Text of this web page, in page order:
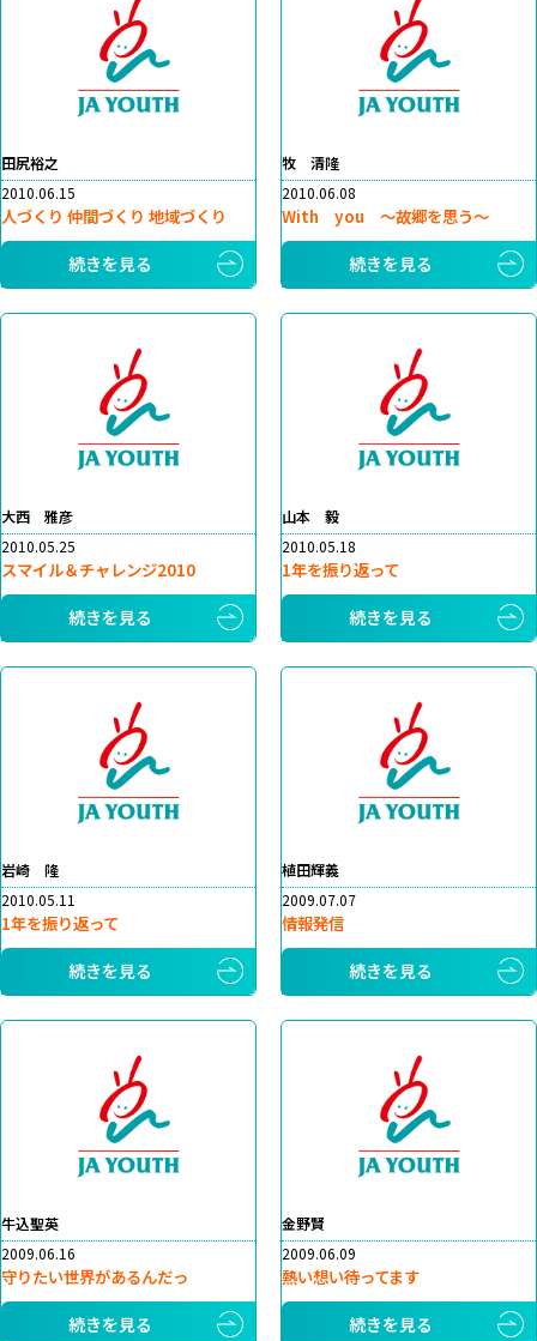
田尻裕之
2010.06.15
人づくり 仲間づくり 地域づくり
続きを見る
牧 清隆
2010.06.08
With you ～故郷を思う～
続きを見る
大西 雅彦
2010.05.25
スマイル＆チャレンジ2010
続きを見る
山本 毅
2010.05.18
1年を振り返って
続きを見る
岩崎 隆
2010.05.11
1年を振り返って
続きを見る
植田輝義
2009.07.07
情報発信
続きを見る
牛込聖英
2009.06.16
守りたい世界があるんだっ
続きを見る
金野賢
2009.06.09
熱い想い待ってます
続きを見る